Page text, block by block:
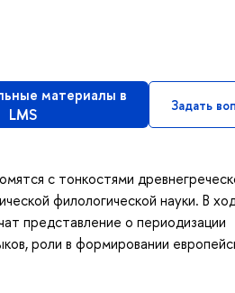
материалы в
LMS
Задать
с тонкостями
филологической науки. В
представление о периодизации
роли в формировании